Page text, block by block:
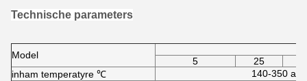
Technische parameters
Model
5 25
inham temperatyre ℃
140-350